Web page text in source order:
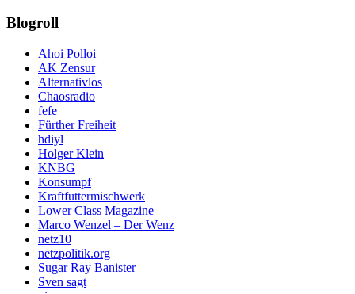
Blogroll
Ahoi Polloi
AK Zensur
Alternativlos
Chaosradio
fefe
Fürther Freiheit
hdiyl
Holger Klein
KNBG
Konsumpf
Kraftfuttermischwerk
Lower Class Magazine
Marco Wenzel – Der Wenz
netz10
netzpolitik.org
Sugar Ray Banister
Sven sagt